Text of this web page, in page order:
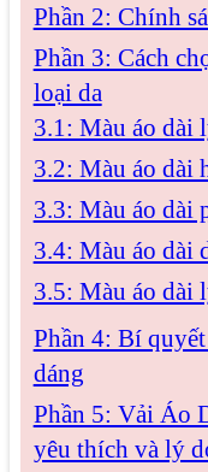
Phần 2: Chính
Phần 3: Cách
loại da
3.1: Màu áo dài
3.2: Màu áo dài
3.3: Màu áo dài
3.4: Màu áo dài
3.5: Màu áo dài
Phần 4: Bí
dáng
Phần 5: Vải Áo
yêu thích và lý